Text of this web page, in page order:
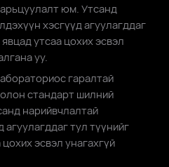
юм. Утсанд
хэсгүүд агуулагддаг
утсаа цохих эсвэл
уу.
гаралтай
стандарт шилний
нарийвчлалтай
тул түүнийг
эсвэл унагахгүй